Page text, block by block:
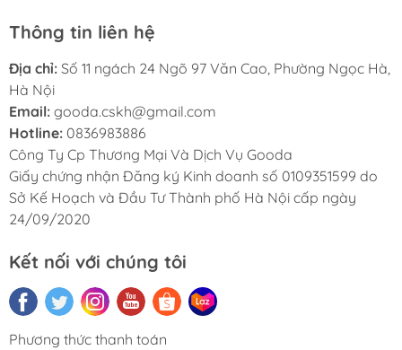
Thông tin liên hệ
Địa chỉ: Số 11 ngách 24 Ngõ 97 Văn Cao, Phường Ngọc Hà,
Hà Nội
Email: gooda.cskh@gmail.com
Hotline: 0836983886
Công Ty Cp Thương Mại Và Dịch Vụ Gooda
Giấy chứng nhận Đăng ký Kinh doanh số 0109351599 do
Sở Kế Hoạch và Đầu Tư Thành phố Hà Nội cấp ngày
24/09/2020
Kết nối với chúng tôi
Phương thức thanh toán